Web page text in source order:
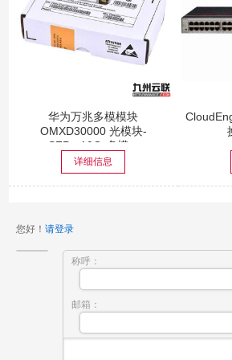
华为万兆多模模块
OMXD30000 光模块-
SFP+-10G-多模...
详细信息
您好！ 请登录
称呼：
邮箱：